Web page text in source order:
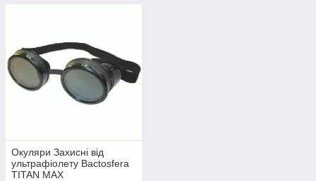
Окуляри Захисні від
ультрафіолету Bactosfera
TITAN MAX